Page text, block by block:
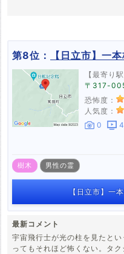
第8位： 【日立市】一
【最寄り
〒317-
恐怖度：
人気度：
0
4
樹木 男性の霊
【日立市】一
最新コメント
宇宙飛行士が光の柱を見たと
ってもそれほど怖くない。タ